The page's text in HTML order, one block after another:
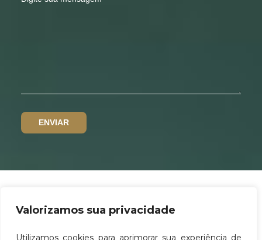
Valorizamos sua privacidade
Utilizamos cookies para aprimorar sua experiência de
Política de privacidade